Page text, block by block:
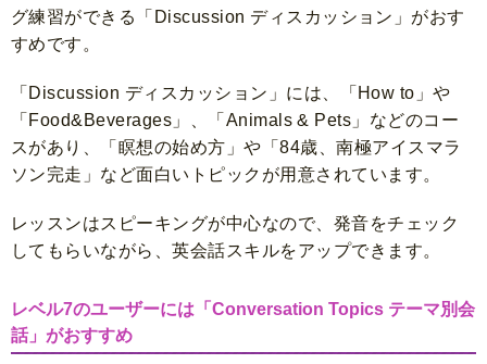
グ練習ができる「Discussion ディスカッション」がおす
すめです。
「Discussion ディスカッション」には、「How to」や
「Food&Beverages」、「Animals & Pets」などのコー
スがあり、「瞑想の始め方」や「84歳、南極アイスマラ
ソン完走」など面白いトピックが用意されています。
レッスンはスピーキングが中心なので、発音をチェック
してもらいながら、英会話スキルをアップできます。
レベル7のユーザーには「Conversation Topics テーマ別会
話」がおすすめ